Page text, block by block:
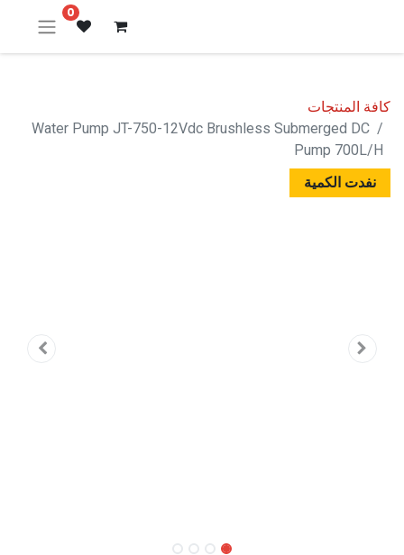
0
كافة المنتجات
Water Pump JT-750-12Vdc Brushless Submerged DC
Pump 700L/H
نفدت الكمية